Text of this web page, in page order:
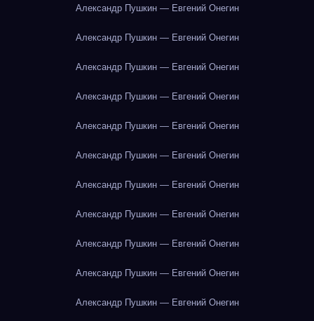
Александр Пушкин — Евгений Онегин
Александр Пушкин — Евгений Онегин
Александр Пушкин — Евгений Онегин
Александр Пушкин — Евгений Онегин
Александр Пушкин — Евгений Онегин
Александр Пушкин — Евгений Онегин
Александр Пушкин — Евгений Онегин
Александр Пушкин — Евгений Онегин
Александр Пушкин — Евгений Онегин
Александр Пушкин — Евгений Онегин
Александр Пушкин — Евгений Онегин